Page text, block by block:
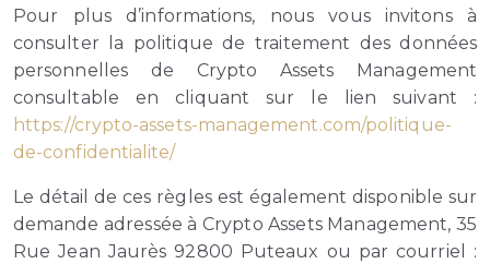
Pour plus d’informations, nous vous invitons à
consulter la politique de traitement des données
personnelles de Crypto Assets Management
consultable en cliquant sur le lien suivant :
https://crypto-assets-management.com/politique-
de-confidentialite/
Le détail de ces règles est également disponible sur
demande adressée à Crypto Assets Management, 35
Rue Jean Jaurès 92800 Puteaux ou par courriel :